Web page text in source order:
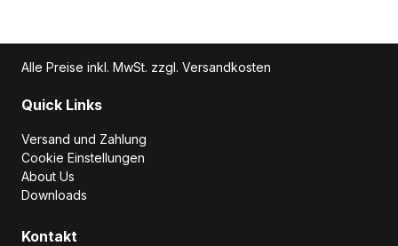
Alle Preise inkl. MwSt. zzgl. Versandkosten
Quick Links
Versand und Zahlung
Cookie Einstellungen
About Us
Downloads
Kontakt